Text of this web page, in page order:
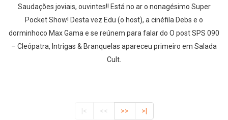
Saudações joviais, ouvintes!! Está no ar o nonagésimo Super
Pocket Show! Desta vez Edu (o host), a cinéfila Debs e o
dorminhoco Max Gama e se reúnem para falar do O post SPS 090
– Cleópatra, Intrigas & Branquelas apareceu primeiro em Salada
Cult.
|< << >> >|